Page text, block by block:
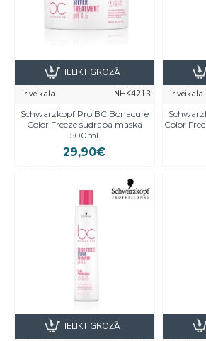
ir veikalā
NHK4213
Schwarzkopf Pro BC Bonacure
Color Freeze sudraba maska
500ml
29,90€
IELIKT GROZĀ
ir veikalā
Color
IELIKT GROZĀ